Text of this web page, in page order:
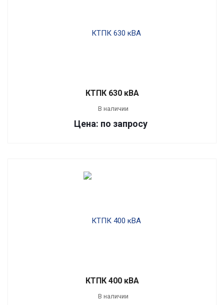
КТПК 630 кВА
В наличии
Цена: по запросу
КТПК 400 кВА
В наличии